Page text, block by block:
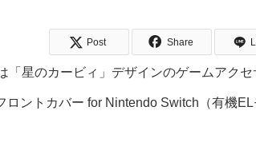
Post Share
「星のカービィ」デザインのゲームアク
ロントカバー for Nintendo Switch（有機